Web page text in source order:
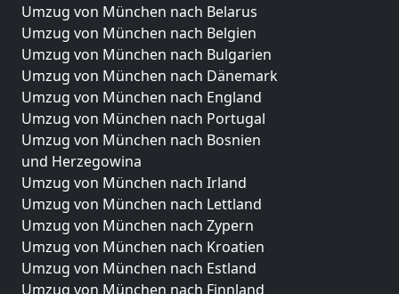
Umzug von München nach Belarus
Umzug von München nach Belgien
Umzug von München nach Bulgarien
Umzug von München nach Dänemark
Umzug von München nach England
Umzug von München nach Portugal
Umzug von München nach Bosnien
und Herzegowina
Umzug von München nach Irland
Umzug von München nach Lettland
Umzug von München nach Zypern
Umzug von München nach Kroatien
Umzug von München nach Estland
Umzug von München nach Finnland